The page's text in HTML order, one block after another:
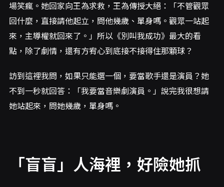
場笑瘋。她回家向王為求救，王為傳授大絕：「不管觀眾
回什麼，直接請他起立，問他幾歲、單身嗎。觀眾一站起
來，主導權就回來了。」所以《別叫我成功》最大的看
點，除了劇情，還有方宥心到底接不接得住那顆球？
訪到這裡我問，如果只能選一個，要當歌手還是演員？她
不到一秒就回答：「我要當音樂劇演員。」說完我很想請
她站起來，問她幾歲，單身嗎。
「盲盲」人海裡，好險她抓